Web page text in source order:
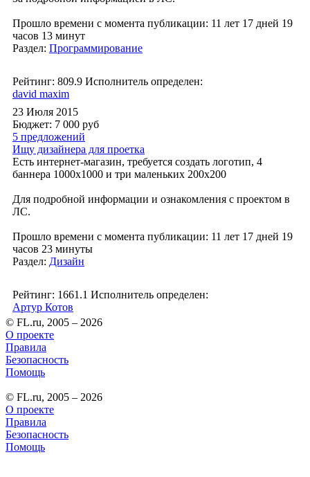
Прошло времени с момента публикации: 11 лет 17 дней 19
часов 13 минут
Раздел: Программирование
Рейтинг: 809.9 Исполнитель определен:
david maxim
23 Июля 2015
Бюджет: 7 000 руб
5 предложений
Ищу дизайнера для проетка
Есть интернет-магазин, требуется создать логотип, 4
баннера 1000х1000 и три маленьких 200х200
Для подробной информации и ознакомления с проектом в
ЛС.
Прошло времени с момента публикации: 11 лет 17 дней 19
часов 23 минуты
Раздел: Дизайн
Рейтинг: 1661.1 Исполнитель определен:
Артур Котов
© FL.ru, 2005 – 2026
О проекте
Правила
Безопасность
Помощь
© FL.ru, 2005 – 2026
О проекте
Правила
Безопасность
Помощь